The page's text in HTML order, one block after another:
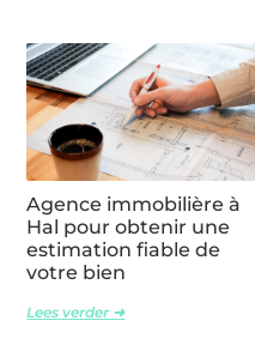
Agence immobilière à
Hal pour obtenir une
estimation fiable de
votre bien
Lees verder ➜